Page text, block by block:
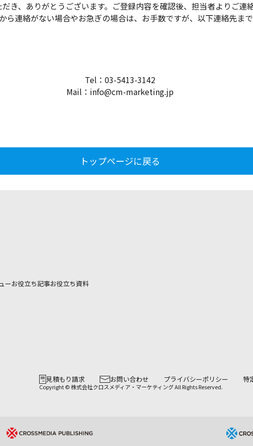
き、ありがとうございます。ご登録内容を確認後、担当者よりご連
ら連絡がない場合やお急ぎの場合は、お手数ですが、以下連絡先まで
Tel：03-5413-3142
Mail：info@cm-marketing.jp
トップページに戻る
ーお役立ち記事お役立ち資料
見積もり請求 お問い合わせ プライバシーポリシー 特
Copyright © 株式会社クロスメディア・マーケティング All Rights Reserved.